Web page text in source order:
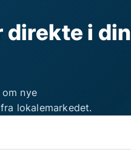
direkte i din
nye
lokalemarkedet.